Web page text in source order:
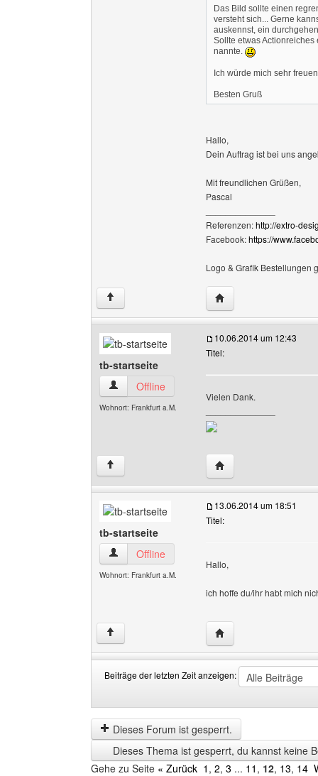
Das Bild sollte einen
versteht sich... Gerne
auskennst, ein
Sollte etwas
nannte.
Ich würde mich sehr
Besten Gruß
Hallo,
Dein Auftrag ist bei uns
Mit freundlichen Grüßen,
Pascal
Referenzen:http://extro-
Facebook:https://
Logo & Grafik Bestellungen
↑ Website dieses
tb-startseite
tb-startseite Benutzer-Profile anzeigen
Offline
Wohnort: Frankfurt a.M.
10.06.2014 um 12:43
Titel:
Vielen Dank.
↑ Website dieses
tb-startseite
tb-startseite Benutzer-Profile anzeigen
Offline
Wohnort: Frankfurt a.M.
13.06.2014 um 18:51
Titel:
Hallo,
ich hoffe du/ihr habt mich
↑ Website dieses
Beiträge der letzten Zeit anzeigen:
der
letzten
Zeit
anzeigen
by
Dieses Forum ist gesperrt.
Dieses Thema ist gesperrt, du kannst keine
Gehe zu Seite « Zurück 1 , 2, 3 ... 11 , 12, 13, 14